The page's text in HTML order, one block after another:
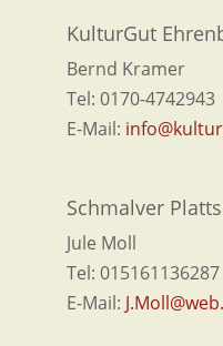
KulturGut
Bernd Kramer
Tel: 0170-4742943
E-Mail:
Schmalver
Jule Moll
Tel: 015161136287
E-Mail: